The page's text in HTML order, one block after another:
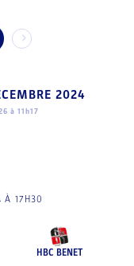
2024
à 11h17
À 17H30
HBC BENET